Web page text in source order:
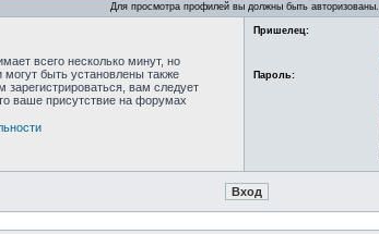
Для просмотра профилей вы должны быть авторизованы.
всего несколько минут, но
быть установлены также
зарегистрироваться, вам следует
ваше присутствие на форумах
Пришелец:
Пароль: